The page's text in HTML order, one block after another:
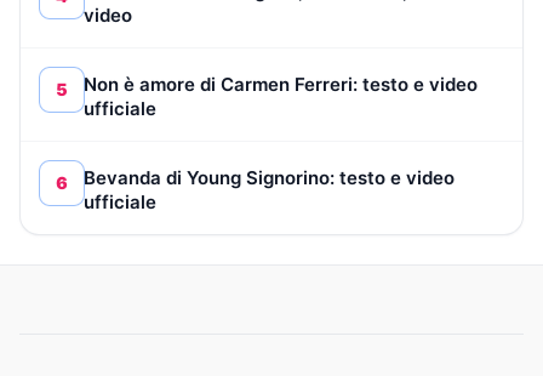
video
5
Non è amore di Carmen Ferreri: testo e video
ufficiale
6
Bevanda di Young Signorino: testo e video
ufficiale